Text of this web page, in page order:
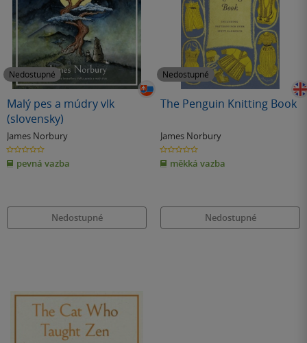
Nedostupné
Malý pes a múdry vlk
(slovensky)
James Norbury
0.0
z
5
hvězdiček
pevná vazba
Nedostupné
Nedostupné
The Penguin Knitting Book
James Norbury
0.0
z
5
hvězdiček
měkká vazba
Nedostupné